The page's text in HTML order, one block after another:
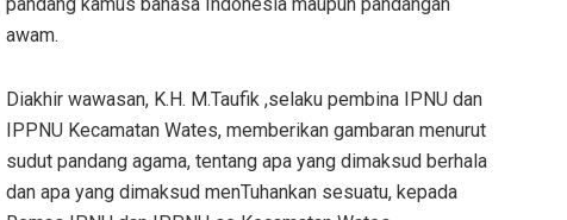
awam.
Diakhir wawasan, K.H. M.Taufik ,selaku pembina IPNU dan
IPPNU Kecamatan Wates, memberikan gambaran menurut
sudut pandang agama, tentang apa yang dimaksud berhala
dan apa yang dimaksud menTuhankan sesuatu, kepada